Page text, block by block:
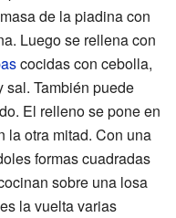
de la piadina con
Luego se rellena con
cocidas con cebolla,
sal. También puede
El relleno se pone en
la otra mitad. Con una
formas cuadradas
sobre una losa
la vuelta varias